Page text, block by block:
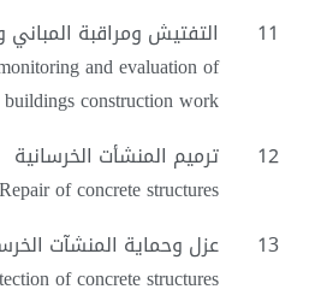
11
التفتيش ومراقبة المباني
and evaluation of
buildings construction work
12
ترميم المنشأت الخرسانية
Repair of concrete structures
13
عزل وحماية المنشآت
of concrete structures